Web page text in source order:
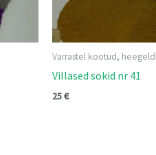
Varrastel kootud,
Villased sokid nr 41
25€